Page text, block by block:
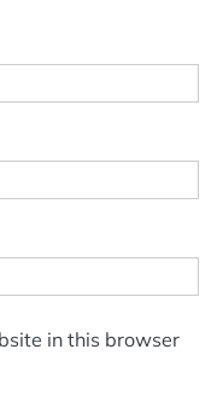
in this browser